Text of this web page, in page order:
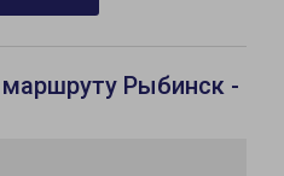
маршруту Рыбинск -